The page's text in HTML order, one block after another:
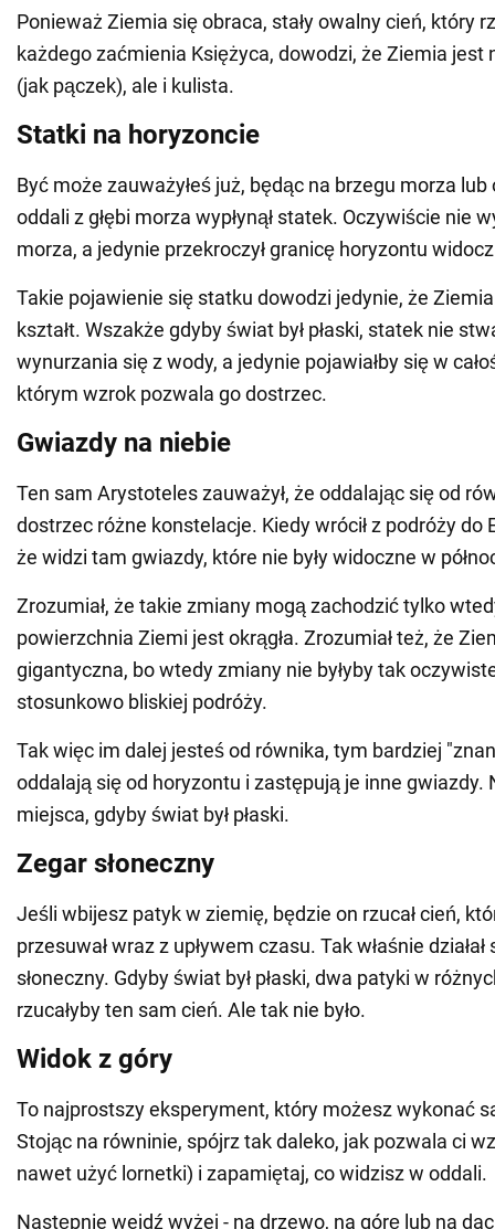
Ponieważ Ziemia się obraca, stały owalny cień, który
każdego zaćmienia Księżyca, dowodzi, że Ziemia jest
(jak pączek), ale i kulista.
Statki na horyzoncie
Być może zauważyłeś już, będąc na brzegu morza lub
oddali z głębi morza wypłynął statek. Oczywiście nie
morza, a jedynie przekroczył granicę horyzontu
Takie pojawienie się statku dowodzi jedynie, że
kształt. Wszakże gdyby świat był płaski, statek nie
wynurzania się z wody, a jedynie pojawiałby się w
którym wzrok pozwala go dostrzec.
Gwiazdy na niebie
Ten sam Arystoteles zauważył, że oddalając się od
dostrzec różne konstelacje. Kiedy wrócił z podróży do
że widzi tam gwiazdy, które nie były widoczne w
Zrozumiał, że takie zmiany mogą zachodzić tylko
powierzchnia Ziemi jest okrągła. Zrozumiał też, że
gigantyczna, bo wtedy zmiany nie byłyby tak
stosunkowo bliskiej podróży.
Tak więc im dalej jesteś od równika, tym bardziej
oddalają się od horyzontu i zastępują je inne gwiazdy.
miejsca, gdyby świat był płaski.
Zegar słoneczny
Jeśli wbijesz patyk w ziemię, będzie on rzucał cień,
przesuwał wraz z upływem czasu. Tak właśnie
słoneczny. Gdyby świat był płaski, dwa patyki w
rzucałyby ten sam cień. Ale tak nie było.
Widok z góry
To najprostszy eksperyment, który możesz wykonać
Stojąc na równinie, spójrz tak daleko, jak pozwala ci
nawet użyć lornetki) i zapamiętaj, co widzisz w oddali.
Następnie wejdź wyżej - na drzewo, na górę lub na